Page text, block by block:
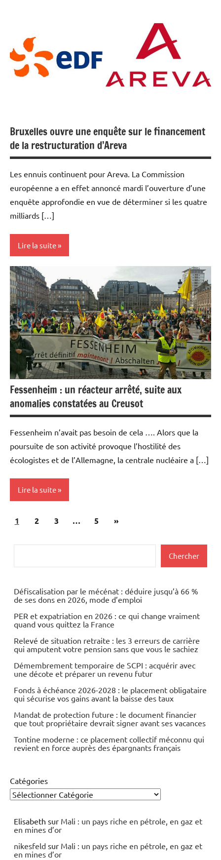
Energies
Bruxelles ouvre une enquête sur le financement
de la restructuration d’Areva
Les ennuis continuent pour Areva. La Commission
européenne a en effet annoncé mardi l’ouverture d’une
enquête approfondie en vue de déterminer si les quatre
milliards […]
Lire la suite
Actualités
Economie
Energies
Fessenheim : un réacteur arrêté, suite aux
anomalies constatées au Creusot
Fessenheim n’avait pas besoin de cela …. Alors que la
poursuite de son activité provoque l’hostilité des
écologistes et de l’Allemagne, la centrale nucléaire a […]
Lire la suite
Actualités
Pagination
publications
1 2 3 … 5
Articles
»
Chercher
Défiscalisation par le mécénat : déduire jusqu’à 66 %
de ses dons en 2026, mode d’emploi
PER et expatriation en 2026 : ce qui change vraiment
quand vous quittez la France
Relevé de situation retraite : les 3 erreurs de carrière
qui amputent votre pension sans que vous le sachiez
Démembrement temporaire de SCPI : acquérir avec
une décote et préparer un revenu futur
Fonds à échéance 2026-2028 : le placement obligataire
qui sécurise vos gains avant la baisse des taux
Mandat de protection future : le document financier
que tout propriétaire devrait signer avant ses vacances
Tontine moderne : ce placement collectif méconnu qui
revient en force auprès des épargnants français
Catégories
Elisabeth sur Mali : un pays riche en pétrole, en gaz et
en mines d’or
nikesfeld sur Mali : un pays riche en pétrole, en gaz et
en mines d’or